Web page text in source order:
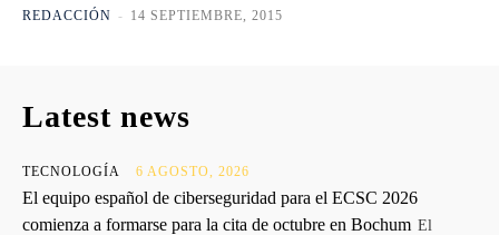
REDACCIÓN - 14 SEPTIEMBRE, 2015
Latest news
TECNOLOGÍA 6 AGOSTO, 2026
El equipo español de ciberseguridad para el ECSC 2026
comienza a formarse para la cita de octubre en Bochum El